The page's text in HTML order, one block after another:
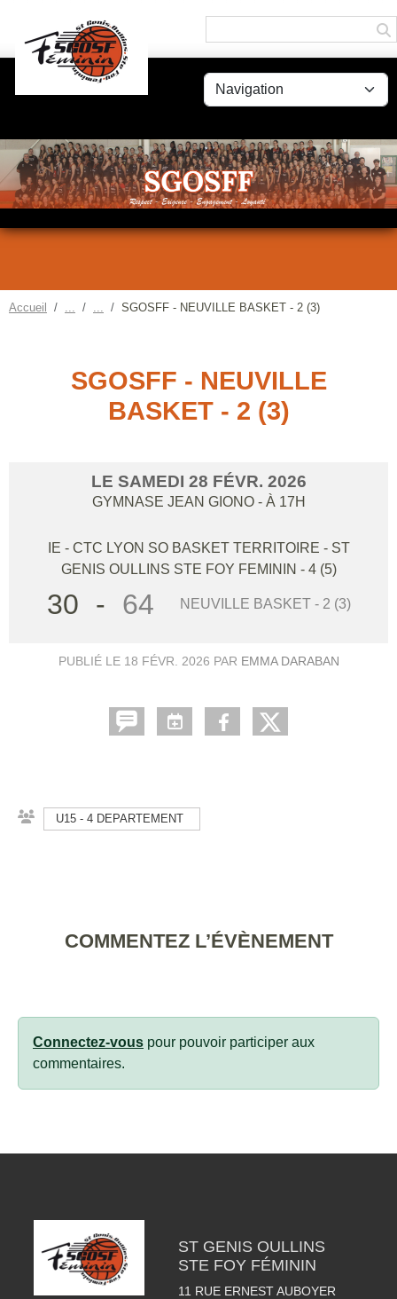
Accueil SGOSFF - NEUVILLE BASKET - 2 (3)
SGOSFF - NEUVILLE
BASKET - 2 (3)
LE SAMEDI 28 FÉVR. 2026
GYMNASE JEAN GIONO - À 17H
IE - CTC LYON SO BASKET TERRITOIRE - ST
GENIS OULLINS STE FOY FEMININ - 4 (5)
30 - 64 NEUVILLE BASKET - 2 (3)
PUBLIÉ LE 18 FÉVR. 2026 PAR EMMA DARABAN
U15 - 4 DEPARTEMENT
COMMENTEZ L’ÉVÈNEMENT
Connectez-vous pour pouvoir participer aux
commentaires.
ST GENIS OULLINS
STE FOY FÉMININ
11 RUE ERNEST AUBOYER